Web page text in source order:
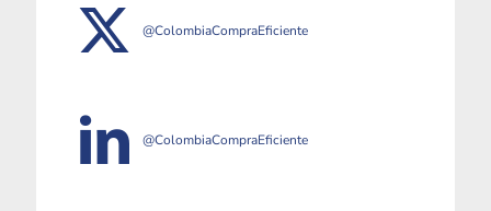
@ColombiaCompraEficiente
@ColombiaCompraEficiente